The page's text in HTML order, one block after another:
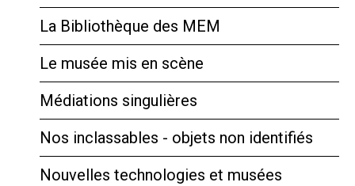
La Bibliothèque des MEM
Le musée mis en scène
Médiations singulières
Nos inclassables - objets non identifiés
Nouvelles technologies et musées